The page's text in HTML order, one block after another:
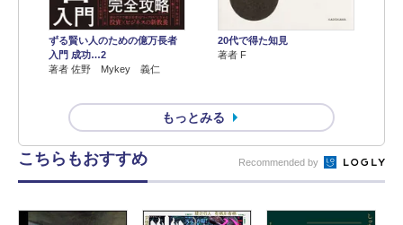
ずる賢い人のための億万長者
入門 成功…2
著者 佐野 Mykey 義仁
20代で得た知見
著者 F
もっとみる
こちらもおすすめ Recommended by